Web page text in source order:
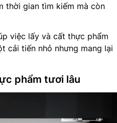
thời gian tìm kiếm mà còn
việc lấy và cất thực phẩm
cải tiến nhỏ nhưng mang lại
phẩm tươi lâu